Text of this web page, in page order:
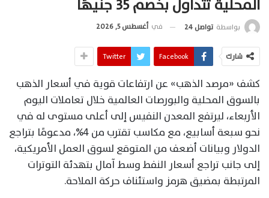
المحلية تتداول بخصم 35 جنيهًا
بواسطة تواصل 24 في أغسطس 5, 2026
شارك Facebook
Twitter
كشف «مرصد الذهب» عن ارتفاعات قوية في أسعار الذهب
بالسوق المحلية والبورصات العالمية خلال تعاملات اليوم
الأربعاء، ليرتفع المعدن النفيس إلى أعلى مستوى له في
نحو سبعة أسابيع، مع مكاسب تقترب من 4%، مدعومًا بتراجع
الدولار وبيانات أضعف من المتوقع لسوق العمل الأمريكية،
إلى جانب تراجع أسعار النفط وسط آمال بتهدئة التوترات
المرتبطة بمضيق هرمز واستئناف حركة الملاحة.